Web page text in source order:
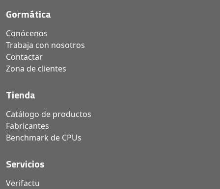
Gormática
Conócenos
Trabaja con nosotros
Contactar
Zona de clientes
Tienda
Catálogo de productos
Fabricantes
Benchmark de CPUs
Servicios
Verifactu